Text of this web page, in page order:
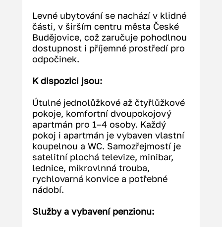
Levné ubytování se nachází v klidné
části, v širším centru města České
Budějovice, což zaručuje pohodlnou
dostupnost i příjemné prostředí pro
odpočinek.
K dispozici jsou:
Útulné jednolůžkové až čtyřlůžkové
pokoje, komfortní dvoupokojový
apartmán pro 1–4 osoby. Každý
pokoj i apartmán je vybaven vlastní
koupelnou a WC. Samozřejmostí je
satelitní plochá televize, minibar,
lednice, mikrovlnná trouba,
rychlovarná konvice a potřebné
nádobí.
Služby a vybavení penzionu: